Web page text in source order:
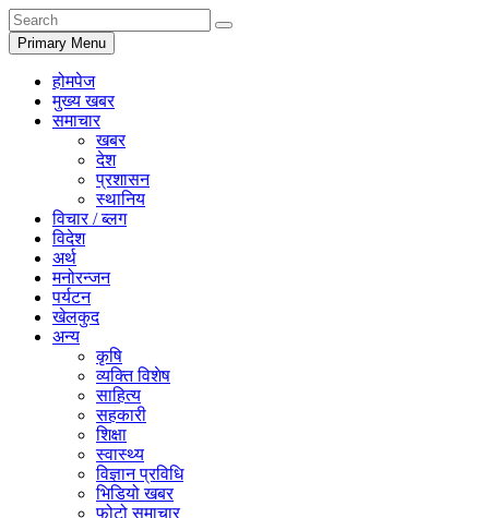
Primary Menu
होमपेज
मुख्य खबर
समाचार
खबर
देश
प्रशासन
स्थानिय
विचार / ब्लग
विदेश
अर्थ
मनोरन्जन
पर्यटन
खेलकुद
अन्य
कृषि
व्यक्ति विशेष
साहित्य
सहकारी
शिक्षा
स्वास्थ्य
विज्ञान प्रविधि
भिडियो खबर
फोटो समाचार